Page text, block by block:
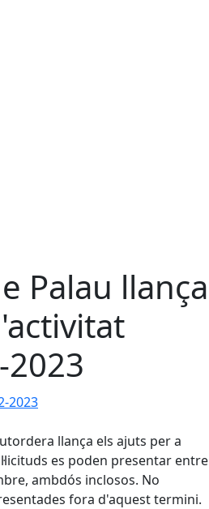
Palau llança
llança els ajuts per a
es poden presentar entre
ambdós inclosos. No
fora d'aquest termini.